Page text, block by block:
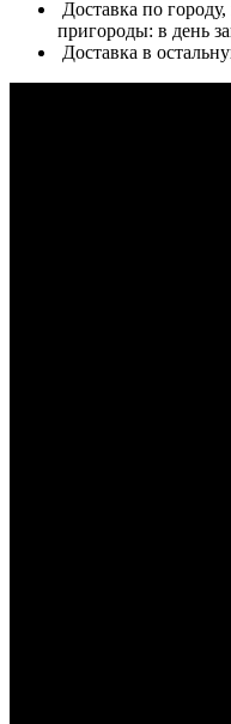
Доставка по
пригороды: в день
Доставка в